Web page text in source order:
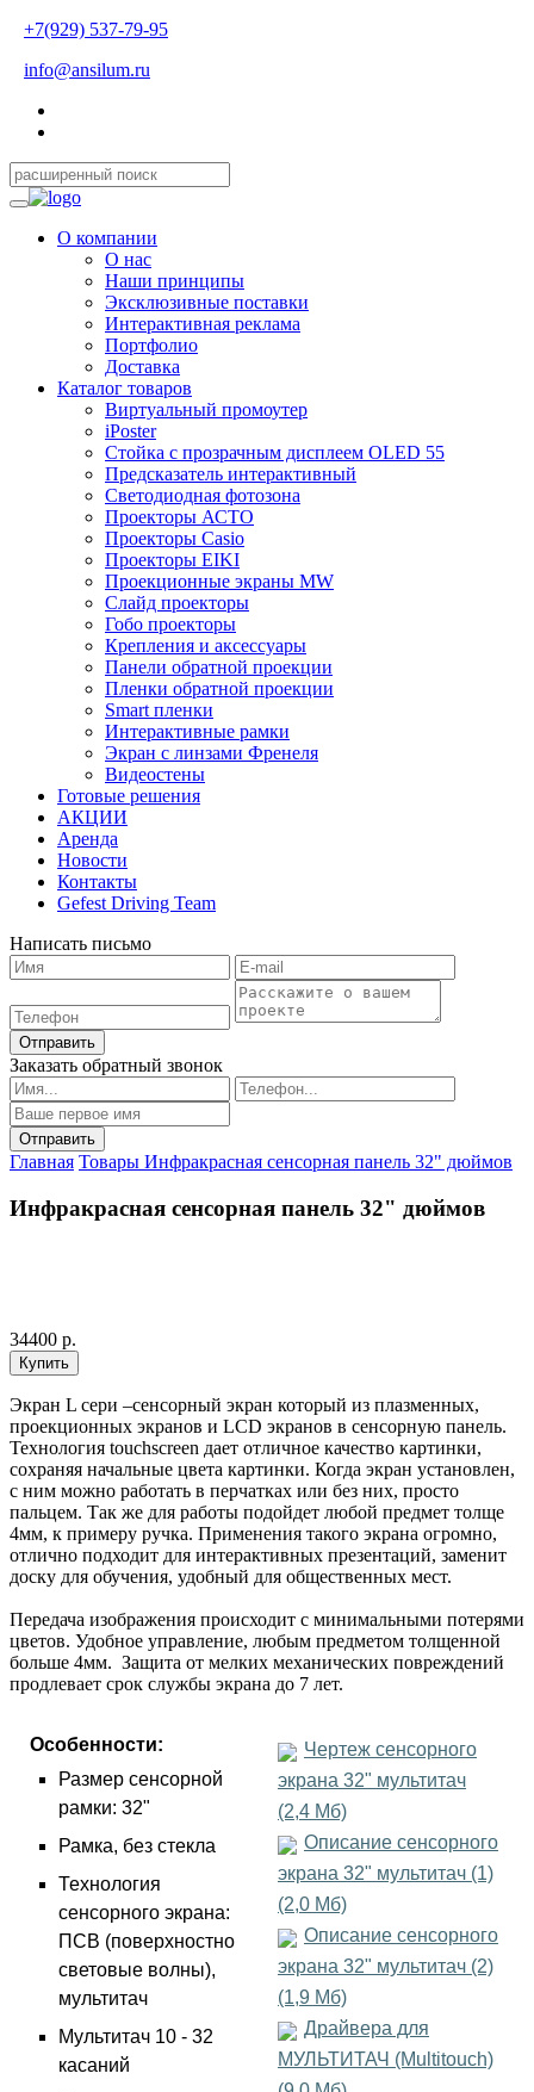
+7(929) 537-79-95
info@ansilum.ru
О компании
О нас
Наши принципы
Эксклюзивные поставки
Интерактивная реклама
Портфолио
Доставка
Каталог товаров
Виртуальный промоутер
iPoster
Стойка с прозрачным дисплеем OLED 55
Предсказатель интерактивный
Светодиодная фотозона
Проекторы АСТО
Проекторы Casio
Проекторы EIKI
Проекционные экраны MW
Слайд проекторы
Гобо проекторы
Крепления и аксессуары
Панели обратной проекции
Пленки обратной проекции
Smart пленки
Интерактивные рамки
Экран с линзами Френеля
Видеостены
Готовые решения
АКЦИИ
Аренда
Новости
Контакты
Gefest Driving Team
Написать письмо
Отправить
Заказать обратный звонок
Главная Товары Инфракрасная сенсорная панель 32" дюймов
Инфракрасная сенсорная панель 32" дюймов
34400 р.
Экран L сери –сенсорный экран который из плазменных,
проекционных экранов и LCD экранов в сенсорную панель.
Технология touchscreen дает отличное качество картинки,
сохраняя начальные цвета картинки. Когда экран установлен,
с ним можно работать в перчатках или без них, просто
пальцем. Так же для работы подойдет любой предмет толще
4мм, к примеру ручка. Применения такого экрана огромно,
отлично подходит для интерактивных презентаций, заменит
доску для обучения, удобный для общественных мест.
Передача изображения происходит с минимальными потерями
цветов. Удобное управление, любым предметом толщенной
больше 4мм. Защита от мелких механических повреждений
продлевает срок службы экрана до 7 лет.
Особенности:
Размер сенсорной
рамки: 32"
Рамка, без стекла
Технология
сенсорного экрана:
ПСВ (поверхностно
световые волны),
мультитач
Мультитач 10 - 32
касаний
Чертеж сенсорного
экрана 32" мультитач
(2,4 Mб)
Описание сенсорного
экрана 32" мультитач (1)
(2,0 Mб)
Описание сенсорного
экрана 32" мультитач (2)
(1,9 Mб)
Драйвера для
МУЛЬТИТАЧ (Multitouch)